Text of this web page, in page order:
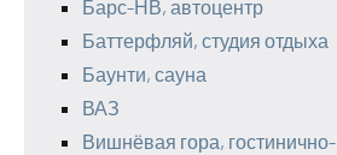
Барс-НВ, автоцентр
Баттерфляй, студия отдыха
Баунти, сауна
ВАЗ
Вишнёвая гора, гостинично-